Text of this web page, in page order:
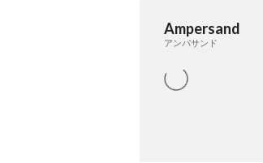
Ampersand
アンパサンド